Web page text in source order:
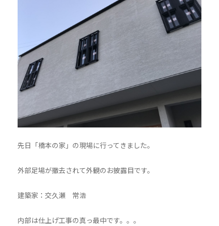
先日「橋本の家」の現場に行ってきました。
外部足場が撤去されて外観のお披露目です。
建築家：交久瀬 常浩
内部は仕上げ工事の真っ最中です。。。